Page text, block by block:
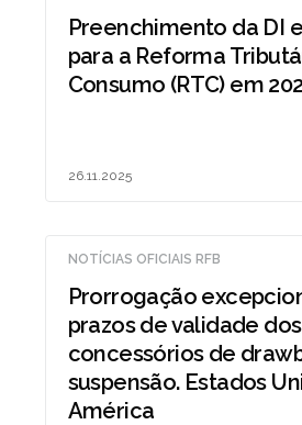
Preenchimento da DI
para a Reforma
Consumo (RTC) em
26.11.2025
NOTÍCIAS OFICIAIS RFB
Prorrogação
prazos de validade
concessórios de
suspensão. Estados
América